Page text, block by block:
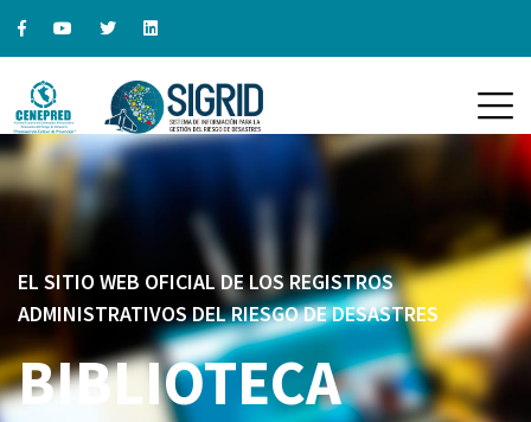
EL SITIO WEB OFICIAL DE LOS REGISTROS
ADMINISTRATIVOS DEL RIESGO DE DESASTRES
BIBLIOTECA